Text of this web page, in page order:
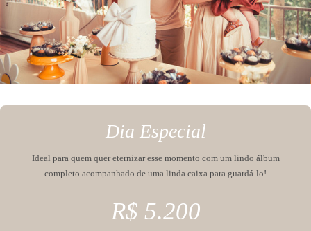
Dia Especial
Ideal para quem quer eternizar esse momento com um lindo álbum
completo acompanhado de uma linda caixa para guardá-lo!
R$ 5.200